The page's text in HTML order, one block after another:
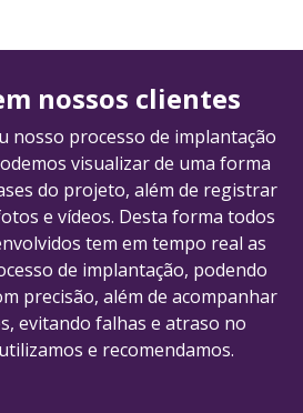
nossos clientes
nosso processo de implantação
visualizar de uma forma
do projeto, além de registrar
e vídeos. Desta forma todos
tem em tempo real as
de implantação, podendo
precisão, além de acompanhar
evitando falhas e atraso no
e recomendamos.